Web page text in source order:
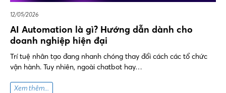
12/05/2026
AI Automation là gì? Hướng dẫn dành cho
doanh nghiệp hiện đại
Trí tuệ nhân tạo đang nhanh chóng thay đổi cách các tổ chức
vận hành. Tuy nhiên, ngoài chatbot hay…
Xem thêm...